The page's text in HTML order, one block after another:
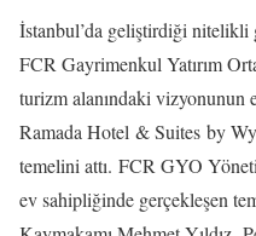
İstanbul’da geliştirdiği
FCR Gayrimenkul Yatırım
turizm alanındaki vizyonunun
Ramada Hotel & Suites by
temelini attı. FCR GYO
ev sahipliğinde gerçekleşen